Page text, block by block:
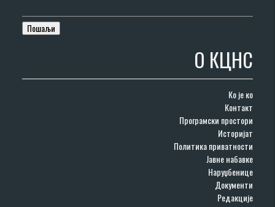
О КЦНС
Ко је ко
Контакт
Програмски простори
Историјат
Политика приватности
Јавне набавке
Наруџбенице
Документи
Редакције